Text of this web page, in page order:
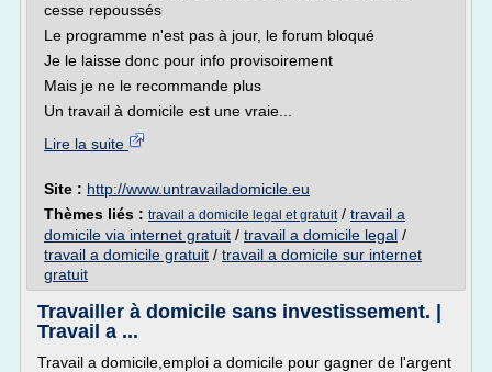
cesse repoussés
Le programme n'est pas à jour, le forum bloqué
Je le laisse donc pour info provisoirement
Mais je ne le recommande plus
Un travail à domicile est une vraie...
Lire la suite
Site : http://www.untravailadomicile.eu
Thèmes liés : travail a domicile legal et gratuit/ travail a
domicile via internet gratuit / travail a domicile legal /
travail a domicile gratuit / travail a domicile sur internet
gratuit
Travailler à domicile sans investissement. |
Travail a ...
Travail a domicile,emploi a domicile pour gagner de l'argent